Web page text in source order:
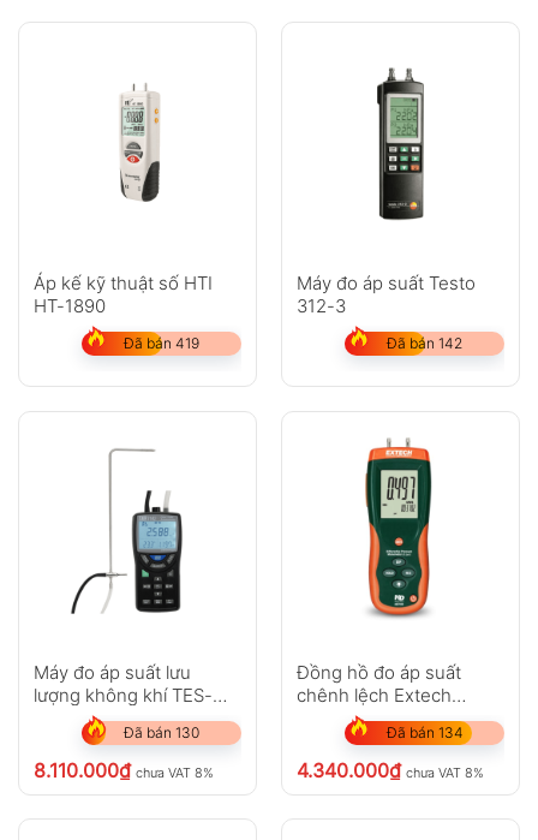
Áp kế kỹ thuật số HTI
HT-1890
Đã bán 419
Máy đo áp suất Testo
312-3
Đã bán 142
Máy đo áp suất lưu
lượng không khí TES-
Đã bán 130
8.110.000₫ chưa VAT 8%
Đồng hồ đo áp suất
chênh lệch Extech
HD755
Đã bán 134
4.340.000₫ chưa VAT 8%